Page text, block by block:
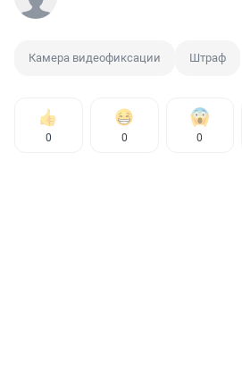
Камера видеофиксации Штраф
0 0 0